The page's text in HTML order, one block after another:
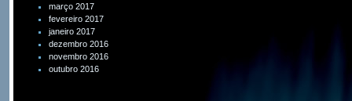
março 2017
fevereiro 2017
janeiro 2017
dezembro 2016
novembro 2016
outubro 2016